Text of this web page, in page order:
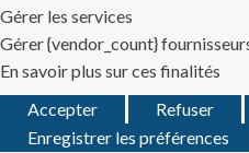
Gérer les services
Gérer {vendor_count}
En savoir plus sur ces finalités
Accepter
Refuser
Enregistrer les préférences